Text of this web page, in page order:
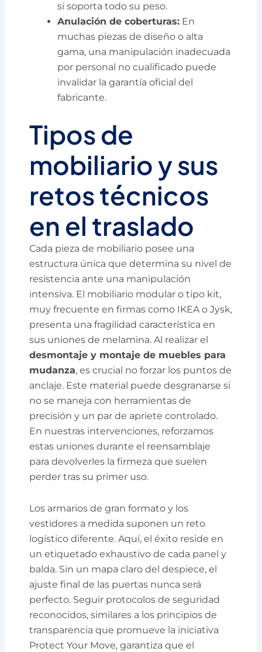
si soporta todo su peso.
Anulación de coberturas: En
muchas piezas de diseño o alta
gama, una manipulación inadecuada
por personal no cualificado puede
invalidar la garantía oficial del
fabricante.
Tipos de
mobiliario y sus
retos técnicos
en el traslado
Cada pieza de mobiliario posee una
estructura única que determina su nivel de
resistencia ante una manipulación
intensiva. El mobiliario modular o tipo kit,
muy frecuente en firmas como IKEA o Jysk,
presenta una fragilidad característica en
sus uniones de melamina. Al realizar el
desmontaje y montaje de muebles para
mudanza, es crucial no forzar los puntos de
anclaje. Este material puede desgranarse si
no se maneja con herramientas de
precisión y un par de apriete controlado.
En nuestras intervenciones, reforzamos
estas uniones durante el reensamblaje
para devolverles la firmeza que suelen
perder tras su primer uso.
Los armarios de gran formato y los
vestidores a medida suponen un reto
logístico diferente. Aquí, el éxito reside en
un etiquetado exhaustivo de cada panel y
balda. Sin un mapa claro del despiece, el
ajuste final de las puertas nunca será
perfecto. Seguir protocolos de seguridad
reconocidos, similares a los principios de
transparencia que promueve la iniciativa
Protect Your Move, garantiza que el